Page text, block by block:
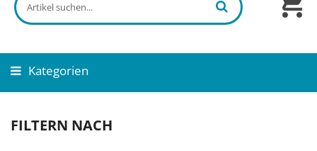
Kategorien
FILTERN NACH